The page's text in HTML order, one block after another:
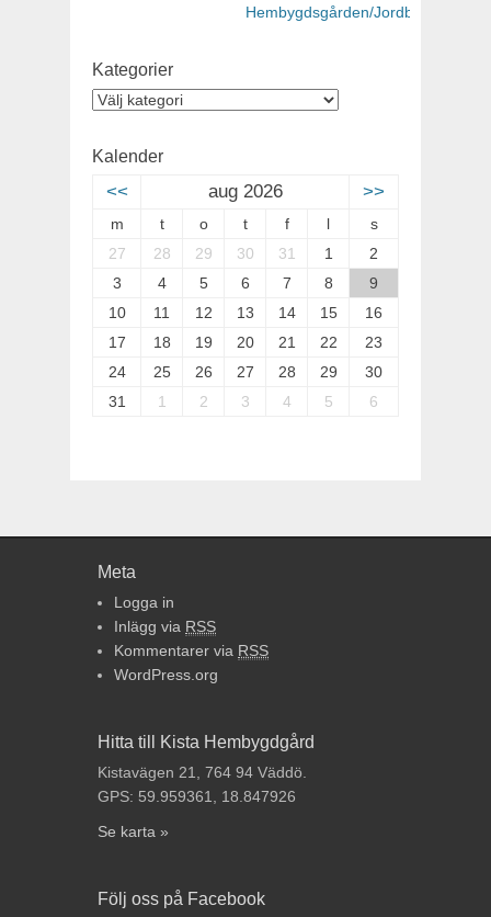
Hembygdsgården/
Kategorier
Kategorier
Kalender
<< aug 2026 >>
m t o t f l
s
27
28 29 30 31 1
2
3
4 5 6 7 8
9
10
11 12 13 14 15
16
17
18 19 20 21 22
23
24
25 26 27 28 29
30
31
1 2 3 4 5 6
Meta
Logga in
Inlägg via RSS
Kommentarer via RSS
WordPress.org
Hitta till Kista Hembygdgård
Kistavägen 21, 764 94 Väddö.
GPS: 59.959361, 18.847926
Se karta »
Följ oss på Facebook